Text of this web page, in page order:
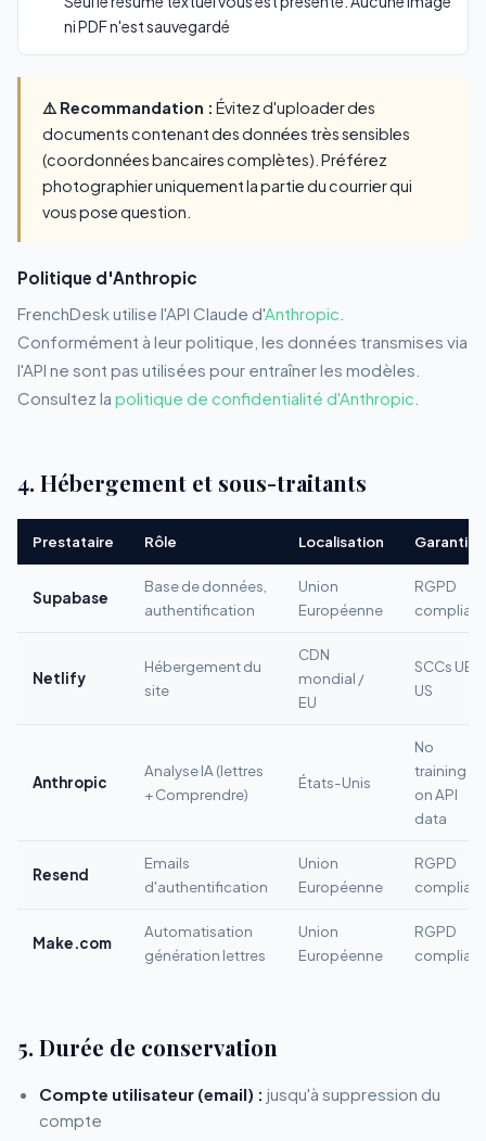
ni PDF n'est sauvegardé
⚠️ Recommandation : Évitez d'uploader des
documents contenant des données très sensibles
(coordonnées bancaires complètes). Préférez
photographier uniquement la partie du courrier qui
vous pose question.
Politique d'Anthropic
FrenchDesk utilise l'API Claude d'Anthropic
Conformément à leur politique, les données transmises via
l'API ne sont pas utilisées pour entraîner les modèles.
Consultez la politique de confidentialité d'Anthropic
4. Hébergement et sous-traitants
Prestataire Rôle Localisation Garanties
Supabase
Base de données,
authentification
Union
Européenne
RGPD
compliant
Netlify
Hébergement du
site
CDN
mondial /
EU
SCCs UE-
US
Anthropic
Analyse IA (lettres
+ Comprendre)
États-Unis
No
training
on API
data
Resend
Emails
d'authentification
Union
Européenne
RGPD
compliant
Make.com
Automatisation
génération lettres
Union
Européenne
RGPD
compliant
5. Durée de conservation
Compte utilisateur (email) : jusqu'à suppression du
compte